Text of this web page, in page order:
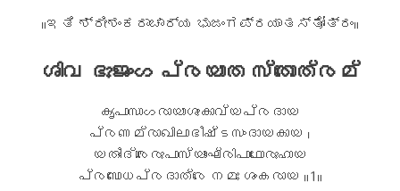
॥ಇತಿ ಶ್ರೀಶಂಕರಾಚಾರ್ಯ ಭುಜಂಗಪ್ರಯಾತಸ್ತೋತ್ರಂ॥
ശിവ ഭുജംഗ പ്രയാത സ്തോത്രമ്
കൃപാസാഗരായാശുകാവ്യപ്രദായ
പ്രണമ്രാഖിലാഭീഷ്ടസംദായകായ ।
യതീംദ്രൈരുപാസ്യാംഘ്രിപാഥോരുഹായ
പ്രബോധപ്രദാത്രേ നമഃ ശംകരായ ॥1॥